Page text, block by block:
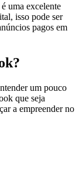
uma excelente
isso pode ser
pagos em
um pouco
que seja
a empreender no